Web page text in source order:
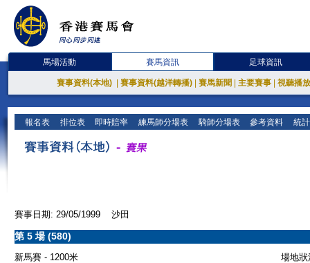
馬場活動 賽馬資訊 足球資訊
賽事資料(本地) 賽事資料(越洋轉播) 賽馬新聞 主要賽事 視聽播
報名表 排位表 即時賠率 練馬師分場表 騎師分場表 參考資料 統
賽事日期: 29/05/1999 沙田
第 5 場 (580)
新馬賽 - 1200米
場地